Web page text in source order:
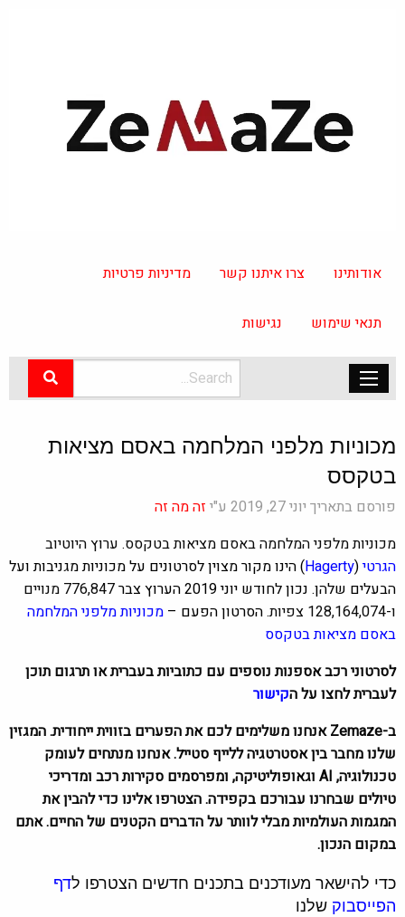
אודותינו צרו איתנו קשר מדיניות פרטיות
תנאי שימוש נגישות
מכוניות מלפני המלחמה באסם מציאות
בטקסס
פורסם בתאריך יוני 27, 2019 ע"י
זה מה זה
מכוניות מלפני המלחמה באסם מציאות בטקסס. ערוץ היוטיוב
הגרטי(
Hagerty) הינו מקור מצוין לסרטונים על מכוניות מגניבות ועל
הבעלים שלהן. נכון לחודש יוני 2019 הערוץ צבר
776,847 מנויים
ו-128,164,074 צפיות.
הסרטון הפעם – מכוניות מלפני המלחמה
באסם מציאות בטקסס
לסרטוני רכב אספנות נוספים עם כתוביות בעברית או תרגום תוכן
לעברית לחצו על הקישור
ב-Zemaze אנחנו משלימים לכם את הפערים בזווית ייחודית. המגזין
שלנו מחבר בין אסטרטגיה ללייף סטייל. אנחנו מנתחים לעומק
טכנולוגיה, AI וגאופוליטיקה, ומפרסמים סקירות רכב ומדריכי
טיולים שבחרנו עבורכם בקפידה. הצטרפו אלינו כדי להבין את
המגמות העולמיות מבלי לוותר על הדברים הקטנים של החיים. אתם
במקום הנכון.
כדי להישאר מעודכנים בתכנים חדשים הצטרפו לדף
הפייסבוק שלנו